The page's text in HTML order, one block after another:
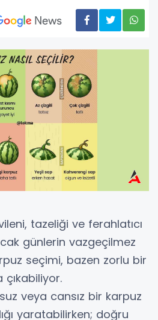
tazeliği ve ferahlatıcı
günlerin vazgeçilmez
seçimi, bazen zorlu bir
çıkabiliyor.
veya cansız bir karpuz
yaratabilirken; doğru